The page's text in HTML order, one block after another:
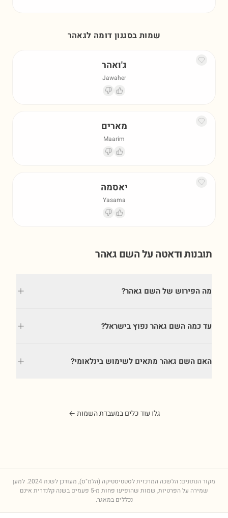
שמות בסגנון דומה לגאהר
ג'ואהר
Jawaher
מארים
Maarim
יאסמה
Yasama
תובנות ודאטה על השם גאהר
מה הפירוש של השם גאהר?
עד כמה השם גאהר נפוץ בישראל?
האם השם גאהר מתאים לשימוש בינלאומי?
גלו עוד כלים במעבדת השמות ←
מקור הנתונים: הלשכה המרכזית לסטטיסטיקה (הלמ"ס), מעודכן לשנת2024. למען
שמירה על הפרטיות, שמות שהופיעו פחות מ-5 פעמים בשנה קלנדרית אינם
נכללים במאגר.